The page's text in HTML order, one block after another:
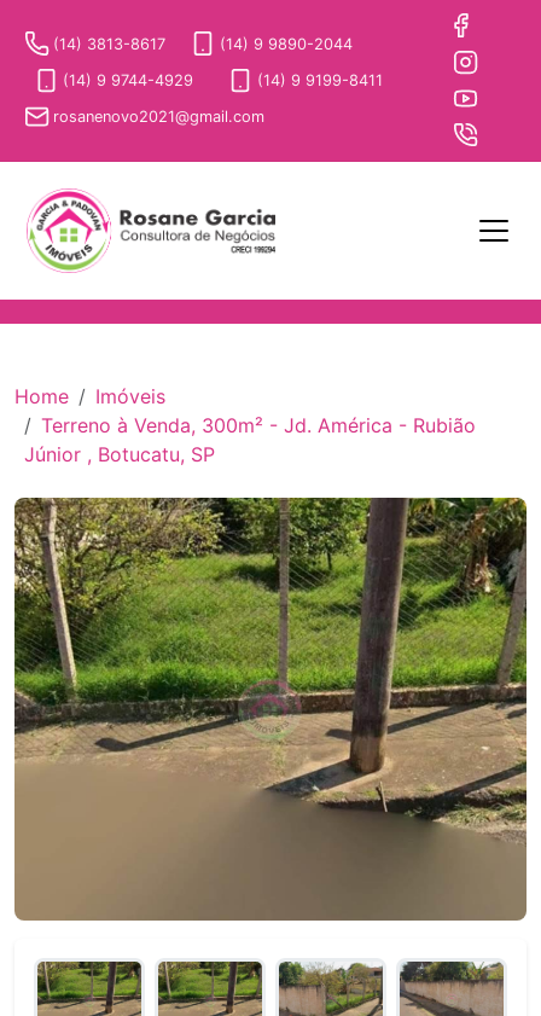
(14) 3813-8617 (14) 9 9890-2044
(14) 9 9744-4929 (14) 9 9199-8411
rosanenovo2021@gmail.com
Home
Imóveis
Terreno à Venda, 300m² - Jd. América - Rubião
Júnior , Botucatu, SP